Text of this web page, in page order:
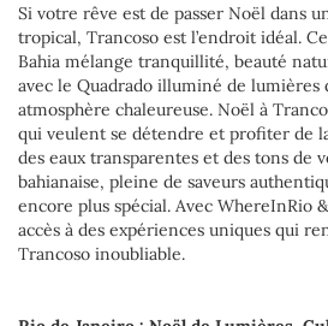
Si votre rêve est de passer Noël dans
tropical, Trancoso est l’endroit idéal.
Bahia mélange tranquillité, beauté
avec le Quadrado illuminé de lumières
atmosphère chaleureuse. Noël à
qui veulent se détendre et profiter de
des eaux transparentes et des tons de
bahianaise, pleine de saveurs
encore plus spécial. Avec WhereInRio
accès à des expériences uniques qui
Trancoso inoubliable.